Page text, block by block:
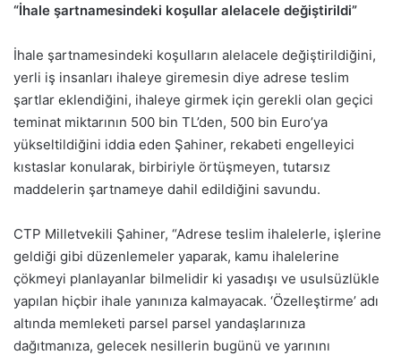
“İhale şartnamesindeki koşullar alelacele değiştirildi”
İhale şartnamesindeki koşulların alelacele değiştirildiğini,
yerli iş insanları ihaleye giremesin diye adrese teslim
şartlar eklendiğini, ihaleye girmek için gerekli olan geçici
teminat miktarının 500 bin TL’den, 500 bin Euro’ya
yükseltildiğini iddia eden Şahiner, rekabeti engelleyici
kıstaslar konularak, birbiriyle örtüşmeyen, tutarsız
maddelerin şartnameye dahil edildiğini savundu.
CTP Milletvekili Şahiner, “Adrese teslim ihalelerle, işlerine
geldiği gibi düzenlemeler yaparak, kamu ihalelerine
çökmeyi planlayanlar bilmelidir ki yasadışı ve usulsüzlükle
yapılan hiçbir ihale yanınıza kalmayacak. ‘Özelleştirme’ adı
altında memleketi parsel parsel yandaşlarınıza
dağıtmanıza, gelecek nesillerin bugünü ve yarınını